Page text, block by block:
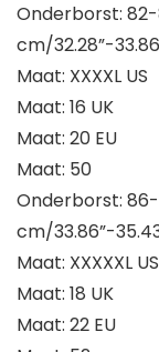
Onderborst: 82-
cm/32.28”-
Maat: XXXXL US
Maat: 16 UK
Maat: 20 EU
Maat: 50
Onderborst:
cm/33.86”-
Maat: XXXXXL US
Maat: 18 UK
Maat: 22 EU